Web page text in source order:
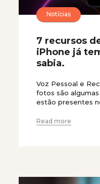
Notícias
7 recursos
iPhone já
sabia.
Voz Pessoal e
fotos são
estão presentes
Read more